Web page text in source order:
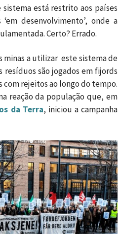
está restrito aos países
desenvolvimento’, onde a
Certo? Errado.
minas a utilizar este sistema de
resíduos são jogados em fijords
rejeitos ao longo do tempo.
reação da população que, em
da Terra, iniciou a campanha